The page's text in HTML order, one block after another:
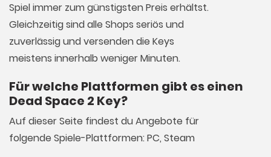
Spiel immer zum günstigsten Preis erhältst.
Gleichzeitig sind alle Shops seriös und
zuverlässig und versenden die Keys
meistens innerhalb weniger Minuten.
Für welche Plattformen gibt es einen
Dead Space 2 Key?
Auf dieser Seite findest du Angebote für
folgende Spiele-Plattformen: PC, Steam